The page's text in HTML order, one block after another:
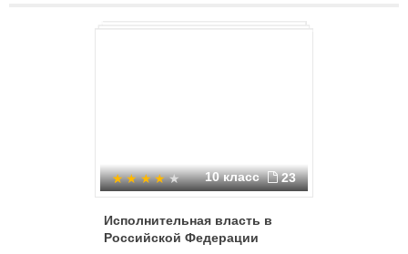
10 класс 23
Исполнительная власть в
Российской Федерации